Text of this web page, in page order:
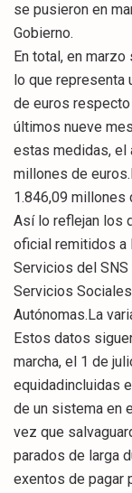
se pusieron en
Gobierno.
En total, en
lo que representa
de euros
últimos nueve
estas medidas, el
millones de
1.846,09 millones
Así lo reflejan los
oficial remitidos a
Servicios del
Servicios
Autónomas.La
Estos datos
marcha, el 1 de
equidadincluidas
de un sistema en
vez que
parados de larga
exentos de pagar